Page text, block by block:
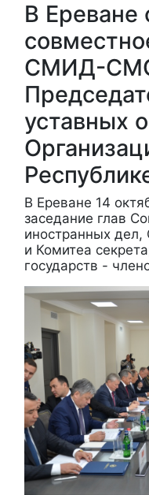
В Ереване
СМИД-
уставных
В Ереване 14
заседание глав
иностранных
и Комитеа
государств -